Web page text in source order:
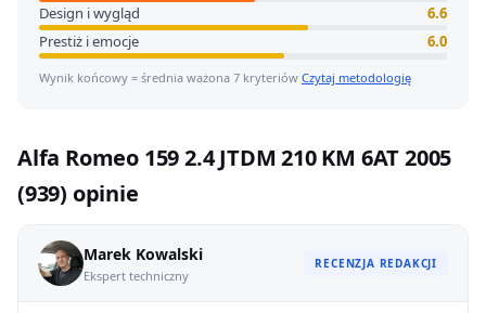
Design i wygląd
6.6
Prestiż i emocje
6.0
Wynik końcowy = średnia ważona 7 kryteriów Czytaj metodologię
Alfa Romeo 159 2.4 JTDM 210 KM 6AT 2005
(939) opinie
Marek Kowalski
Ekspert techniczny
RECENZJA REDAKCJI